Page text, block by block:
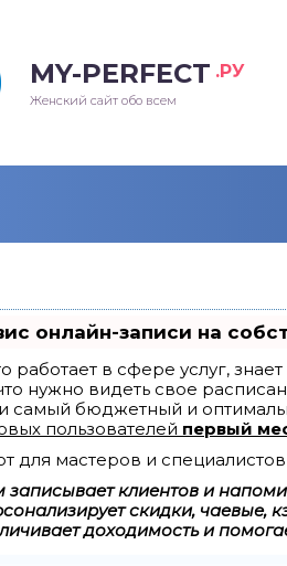
MY-PERFECT .РУ
Женский сайт обо всем
онлайн-записи на
работает в сфере услуг,
нужно видеть свое
самый бюджетный и
пользователей первый
для мастеров и
записывает клиентов и
скидки, чаевые,
доходимость и